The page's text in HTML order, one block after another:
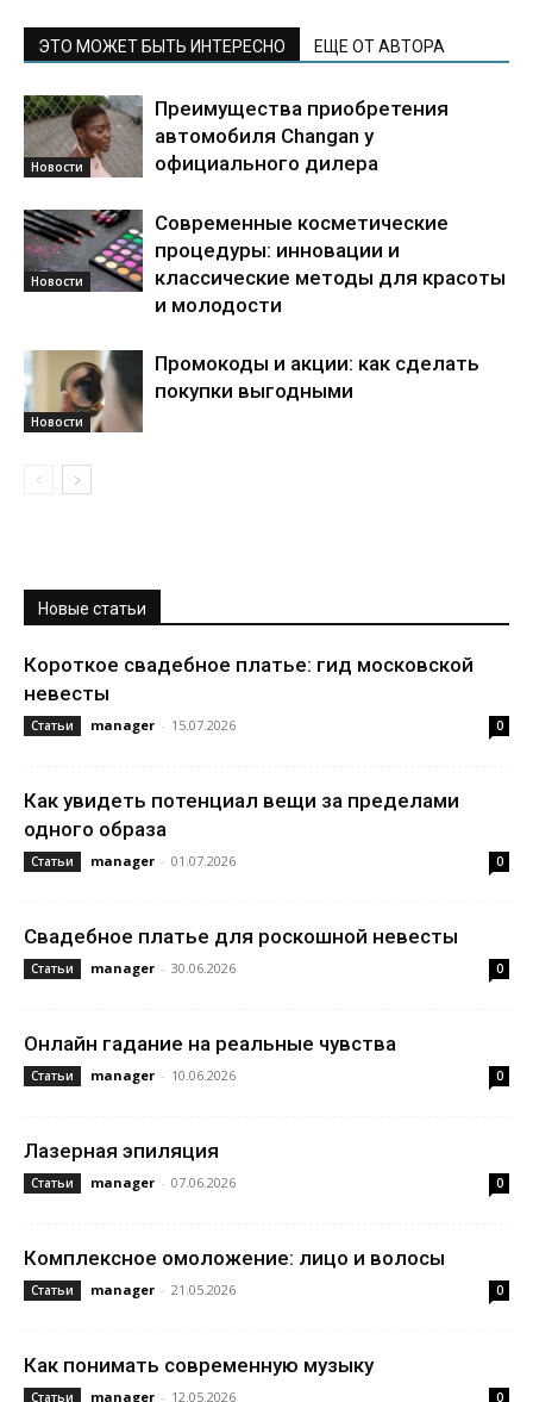
ЭТО МОЖЕТ БЫТЬ ИНТЕРЕСНО ЕЩЕ ОТ АВТОРА
Новости
Преимущества приобретения
автомобиля Changan у
официального дилера
Новости
Современные косметические
процедуры: инновации и
классические методы для красоты
и молодости
Новости
Промокоды и акции: как сделать
покупки выгодными
Новые статьи
Короткое свадебное платье: гид московской
невесты
Статьи manager - 15.07.2026 0
Как увидеть потенциал вещи за пределами
одного образа
Статьи manager - 01.07.2026 0
Свадебное платье для роскошной невесты
Статьи manager - 30.06.2026 0
Онлайн гадание на реальные чувства
Статьи manager - 10.06.2026 0
Лазерная эпиляция
Статьи manager - 07.06.2026 0
Комплексное омоложение: лицо и волосы
Статьи manager - 21.05.2026 0
Как понимать современную музыку
Статьи manager - 12.05.2026 0